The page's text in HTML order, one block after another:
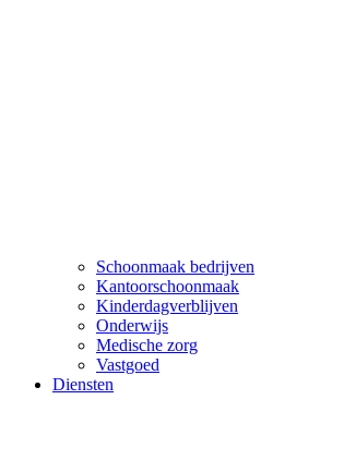
Schoonmaak bedrijven
Kantoorschoonmaak
Kinderdagverblijven
Onderwijs
Medische zorg
Vastgoed
Diensten